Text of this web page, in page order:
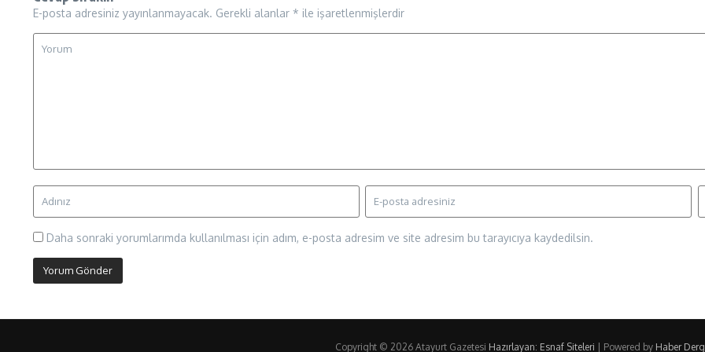
E-posta adresiniz yayınlanmayacak. Gerekli alanlar * ile işaretlenmişlerdir
Daha sonraki yorumlarımda kullanılması için adım, e-posta adresim ve site adresim bu tarayıcıya kaydedilsin.
Copyright © 2026 Atayurt Gazetesi Hazırlayan: Esnaf Siteleri | Powered by Haber